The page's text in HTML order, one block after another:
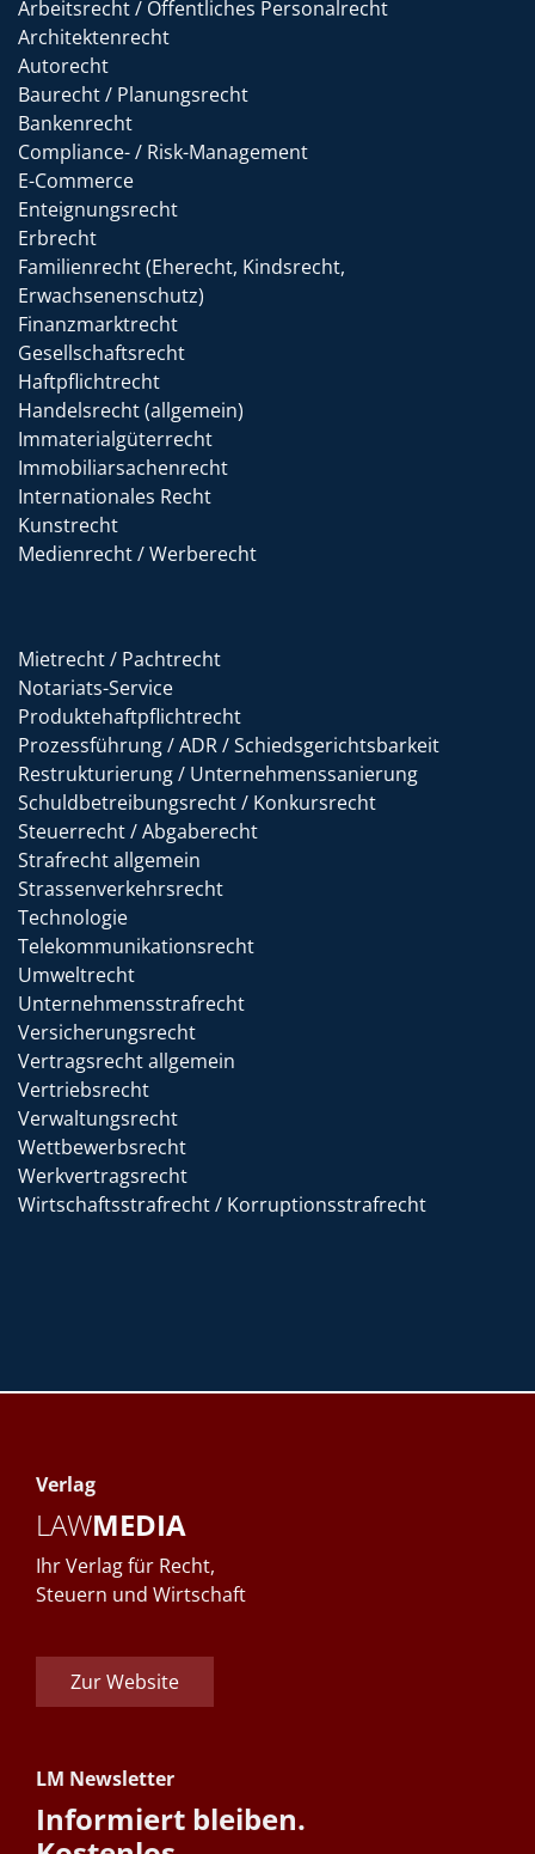
Arbeitsrecht / Öffentliches Personalrecht
Architektenrecht
Autorecht
Baurecht / Planungsrecht
Bankenrecht
Compliance- / Risk-Management
E-Commerce
Enteignungsrecht
Erbrecht
Familienrecht (Eherecht, Kindsrecht,
Erwachsenenschutz)
Finanzmarktrecht
Gesellschaftsrecht
Haftpflichtrecht
Handelsrecht (allgemein)
Immaterialgüterrecht
Immobiliarsachenrecht
Internationales Recht
Kunstrecht
Medienrecht / Werberecht
Mietrecht / Pachtrecht
Notariats-Service
Produktehaftpflichtrecht
Prozessführung / ADR / Schiedsgerichtsbarkeit
Restrukturierung / Unternehmenssanierung
Schuldbetreibungsrecht / Konkursrecht
Steuerrecht / Abgaberecht
Strafrecht allgemein
Strassenverkehrsrecht
Technologie
Telekommunikationsrecht
Umweltrecht
Unternehmensstrafrecht
Versicherungsrecht
Vertragsrecht allgemein
Vertriebsrecht
Verwaltungsrecht
Wettbewerbsrecht
Werkvertragsrecht
Wirtschaftsstrafrecht / Korruptionsstrafrecht
Verlag
LAWMEDIA
Ihr Verlag für Recht,
Steuern und Wirtschaft
Zur Website
LM Newsletter
Informiert bleiben.